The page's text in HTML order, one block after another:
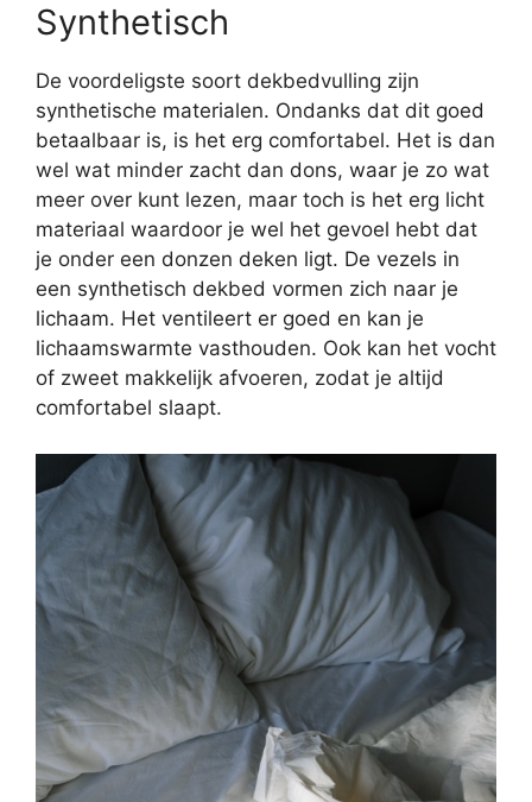
Synthetisch
De voordeligste soort dekbedvulling zijn
synthetische materialen. Ondanks dat dit goed
betaalbaar is, is het erg comfortabel. Het is dan
wel wat minder zacht dan dons, waar je zo wat
meer over kunt lezen, maar toch is het erg licht
materiaal waardoor je wel het gevoel hebt dat
je onder een donzen deken ligt. De vezels in
een synthetisch dekbed vormen zich naar je
lichaam. Het ventileert er goed en kan je
lichaamswarmte vasthouden. Ook kan het vocht
of zweet makkelijk afvoeren, zodat je altijd
comfortabel slaapt.